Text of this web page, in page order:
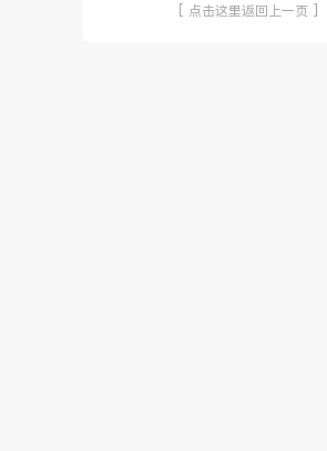
[ 点击这里返回上一页 ]